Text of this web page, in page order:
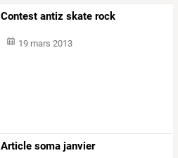
Contest antiz skate rock
19 mars 2013
Article soma janvier